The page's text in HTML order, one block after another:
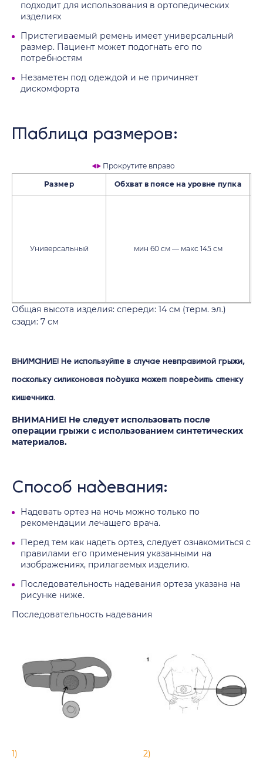
подходит для использования в ортопедических
изделиях
Пристегиваемый ремень имеет универсальный
размер. Пациент может подогнать его по
потребностям
Незаметен под одеждой и не причиняет
дискомфорта
Таблица размеров:
Прокрутите вправо
Размер Обхват в поясе на уровне пупка
Универсальный мин 60 см — макс 145 см
Общая высота изделия: спереди: 14 см (терм. эл.)
сзади: 7 см
ВНИМАНИЕ! Не используйте в случае невправимой грыжи,
поскольку силиконовая подушка может повредить стенку
кишечника.
ВНИМАНИЕ! Не следует использовать после
операции грыжи с использованием синтетических
материалов.
Способ надевания:
Надевать ортез на ночь можно только по
рекомендации лечащего врача.
Перед тем как надеть ортез, следует ознакомиться с
правилами его применения указанными на
изображениях, прилагаемых изделию.
Последовательность надевания ортеза указана на
рисунке ниже.
Последовательность надевания
1) 2)